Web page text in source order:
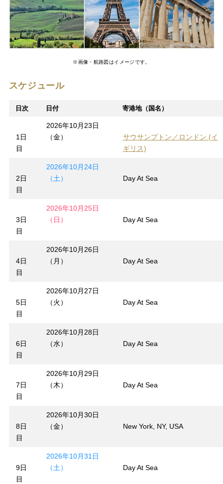
※画像・航路図はイメージです。
スケジュール
日次 日付 寄港地（国名）
1日
目
2026年10月23日
（金）
サウサンプトン／ロンドン (イ
ギリス)
2日
目
2026年10月24日
（土）
Day At Sea
3日
目
2026年10月25日
（日）
Day At Sea
4日
目
2026年10月26日
（月）
Day At Sea
5日
目
2026年10月27日
（火）
Day At Sea
6日
目
2026年10月28日
（水）
Day At Sea
7日
目
2026年10月29日
（木）
Day At Sea
8日
目
2026年10月30日
（金）
New York, NY, USA
9日
目
2026年10月31日
（土）
Day At Sea